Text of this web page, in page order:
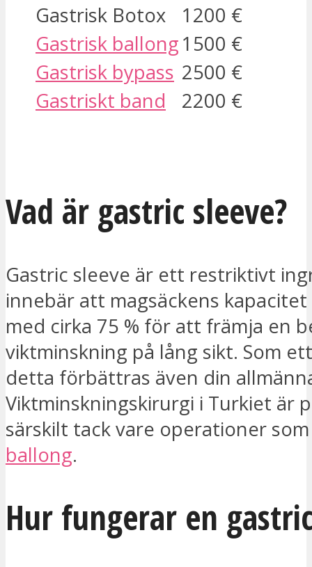
Gastrisk Botox
1200 €
Gastrisk ballong1500 €
Gastrisk bypass 2500 €
Gastriskt band
2200 €
Vad är gastric sleeve?
Gastric sleeve är ett restriktivt
innebär att magsäckens kapacitet
med cirka 75 % för att främja en
viktminskning på lång sikt. Som
detta förbättras även din
Viktminskningskirurgi i Turkiet är
särskilt tack vare operationer
ballong.
Hur fungerar en